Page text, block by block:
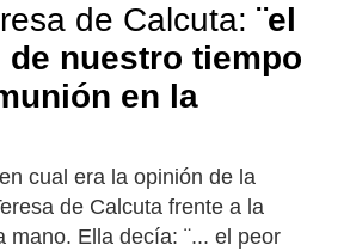
de Calcuta:¨el
de nuestro tiempo
en la
cual era la opinión de la
de Calcuta frente a la
mano. Ella decía: ¨... el peor